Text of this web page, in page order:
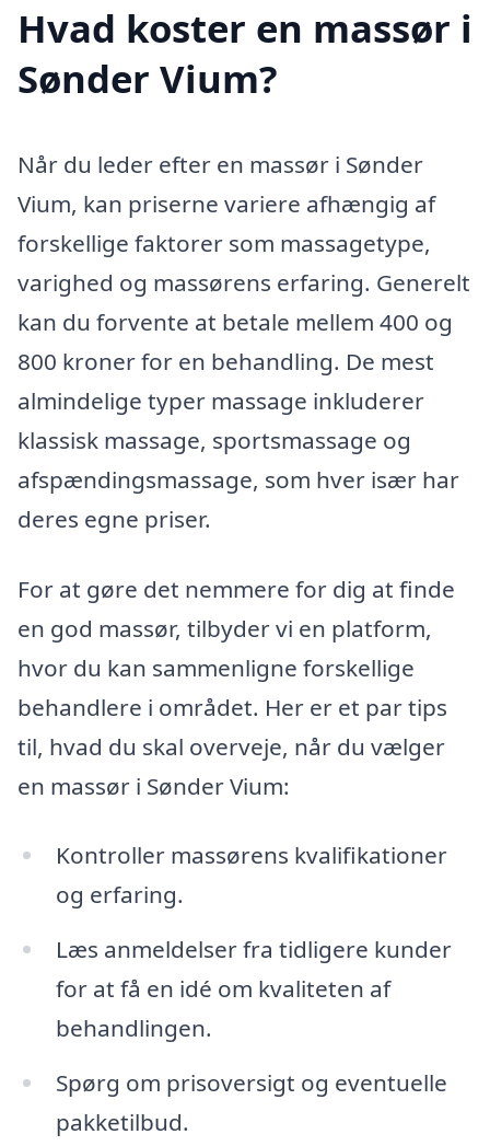
Hvad koster en massør i
Sønder Vium?
Når du leder efter en massør i Sønder
Vium, kan priserne variere afhængig af
forskellige faktorer som massagetype,
varighed og massørens erfaring. Generelt
kan du forvente at betale mellem 400 og
800 kroner for en behandling. De mest
almindelige typer massage inkluderer
klassisk massage, sportsmassage og
afspændingsmassage, som hver især har
deres egne priser.
For at gøre det nemmere for dig at finde
en god massør, tilbyder vi en platform,
hvor du kan sammenligne forskellige
behandlere i området. Her er et par tips
til, hvad du skal overveje, når du vælger
en massør i Sønder Vium:
Kontroller massørens kvalifikationer
og erfaring.
Læs anmeldelser fra tidligere kunder
for at få en idé om kvaliteten af
behandlingen.
Spørg om prisoversigt og eventuelle
pakketilbud.